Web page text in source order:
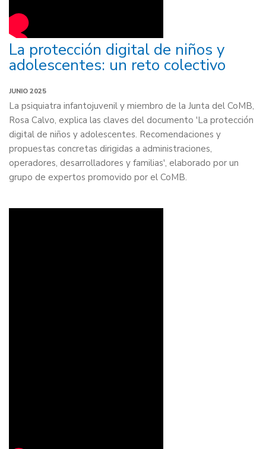
La protección digital de niños y
adolescentes: un reto colectivo
JUNIO 2025
La psiquiatra infantojuvenil y miembro de la Junta del CoMB,
Rosa Calvo, explica las claves del documento 'La protección
digital de niños y adolescentes. Recomendaciones y
propuestas concretas dirigidas a administraciones,
operadores, desarrolladores y familias', elaborado por un
grupo de expertos promovido por el CoMB.